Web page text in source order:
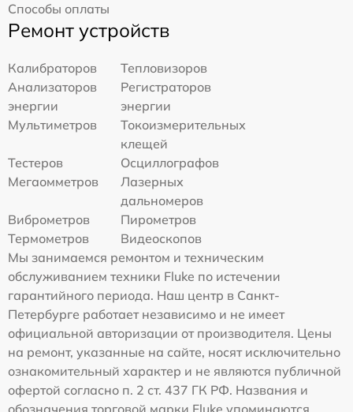
Способы оплаты
Ремонт устройств
Калибраторов
Тепловизоров
Анализаторов
энергии
Регистраторов
энергии
Мультиметров
Токоизмерительных
клещей
Тестеров
Осциллографов
Мегаомметров
Лазерных
дальномеров
Виброметров
Пирометров
Термометров
Видеоскопов
Мы занимаемся ремонтом и техническим
обслуживанием техники Fluke по истечении
гарантийного периода. Наш центр в Санкт-
Петербурге работает независимо и не имеет
официальной авторизации от производителя. Цены
на ремонт, указанные на сайте, носят исключительно
ознакомительный характер и не являются публичной
офертой согласно п. 2 ст. 437 ГК РФ. Названия и
обозначения торговой марки Fluke упоминаются